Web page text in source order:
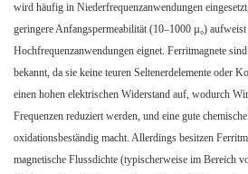
wird häufig in Niederfrequenzanwendungen
geringere Anfangspermeabilität (10–1000 µ₀)
Hochfrequenzanwendungen eignet. Ferritmagnete
bekannt, da sie keine teuren Seltenerdelemente oder
einen hohen elektrischen Widerstand auf, wodurch
Frequenzen reduziert werden, und eine gute
oxidationsbeständig macht. Allerdings besitzen
magnetische Flussdichte (typischerweise im Bereich